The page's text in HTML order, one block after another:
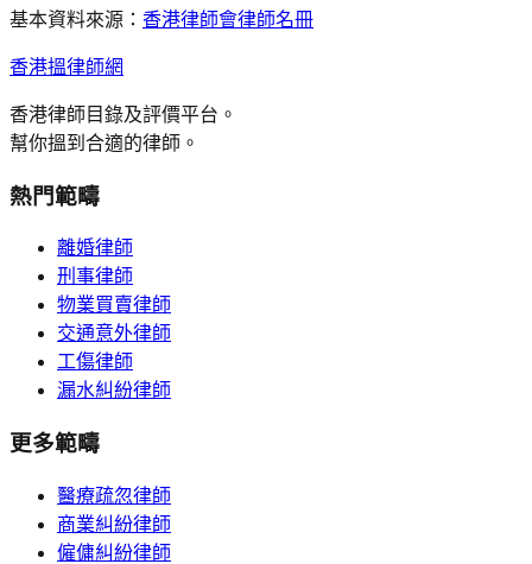
基本資料來源： 香港律師會律師名冊
香港搵律師網
香港律師目錄及評價平台。
幫你搵到合適的律師。
熱門範疇
離婚律師
刑事律師
物業買賣律師
交通意外律師
工傷律師
漏水糾紛律師
更多範疇
醫療疏忽律師
商業糾紛律師
僱傭糾紛律師